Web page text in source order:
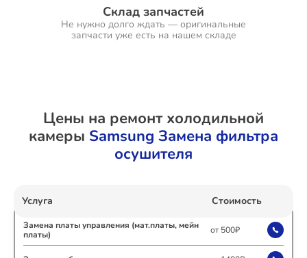
Склад запчастей
Не нужно долго ждать — оригинальные
запчасти уже есть на нашем складе
Цены на ремонт холодильной
камеры Samsung Замена фильтра
осушителя
Услуга Стоимость
Замена платы управления (мат.платы, мейн
платы)
от 500₽
Ремонт Холодильников
Ремонт Варочных панелей
Ремонт Акустических систем